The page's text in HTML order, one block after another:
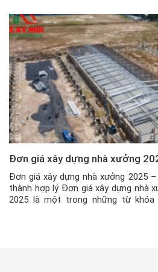
Đơn giá xây dựng nhà xưởng
Đơn giá xây dựng nhà xưởng 2025
thành hợp lý Đơn giá xây dựng nhà
2025 là một trong những từ khóa